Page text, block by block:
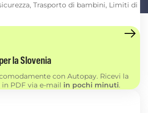
Trasporto di bambini, Limiti di
la Slovenia
con Autopay. Ricevi la
in PDF via e-mail in pochi minuti.